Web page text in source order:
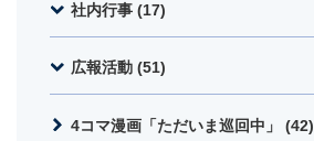
社内行事 (17)
広報活動 (51)
4コマ漫画「ただいま巡回中」 (42)